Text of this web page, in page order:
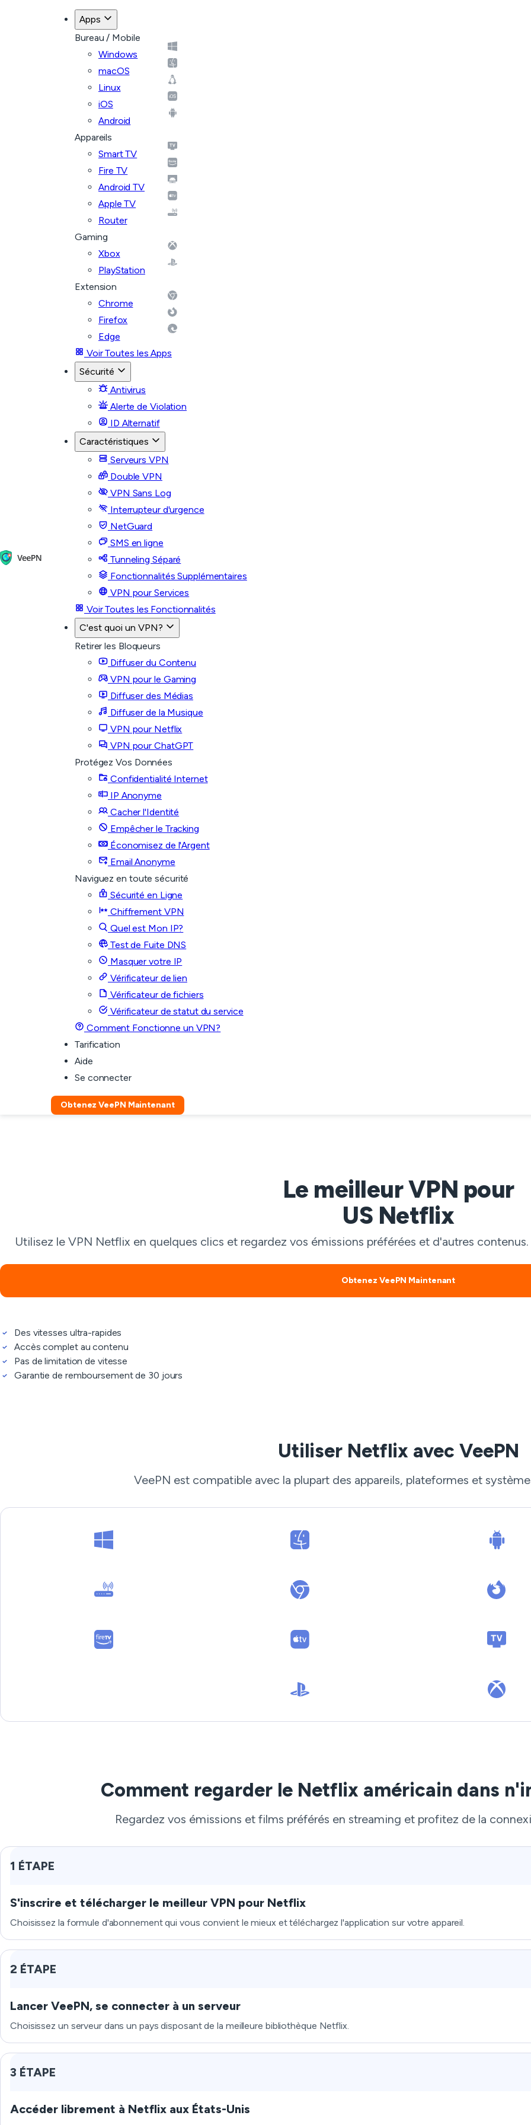
Apps
Bureau / Mobile
Windows
macOS
Linux
iOS
Android
Appareils
Smart TV
Fire TV
Android TV
Apple TV
Router
Gaming
Xbox
PlayStation
Extension
Chrome
Firefox
Edge
Voir Toutes les Apps
Sécurité
Antivirus
Alerte de Violation
ID Alternatif
Caractéristiques
Serveurs VPN
Double VPN
VPN Sans Log
Interrupteur d'urgence
NetGuard
SMS en ligne
Tunneling Séparé
Fonctionnalités Supplémentaires
VPN pour Services
Voir Toutes les Fonctionnalités
C'est quoi un VPN?
Retirer les Bloqueurs
Diffuser du Contenu
VPN pour le Gaming
Diffuser des Médias
Diffuser de la Musique
VPN pour Netflix
VPN pour ChatGPT
Protégez Vos Données
Confidentialité Internet
IP Anonyme
Cacher l'Identité
Empêcher le Tracking
Économisez de l'Argent
Email Anonyme
Naviguez en toute sécurité
Sécurité en Ligne
Chiffrement VPN
Quel est Mon IP?
Test de Fuite DNS
Masquer votre IP
Vérificateur de lien
Vérificateur de fichiers
Vérificateur de statut du service
Comment Fonctionne un VPN?
Tarification
Aide
Se connecter
Obtenez VeePN Maintenant
Le meilleur VPN pour
US Netflix
Utilisez le VPN Netflix en quelques clics et regardez vos émissions préférées et d'autres
Obtenez VeePN Maintenant
Des vitesses ultra-rapides
Accès complet au contenu
Pas de limitation de vitesse
Garantie de remboursement de 30 jours
Utiliser Netflix avec VeePN
VeePN est compatible avec la plupart des appareils, plateformes et
Comment regarder le Netflix américain dans
Regardez vos émissions et films préférés en streaming et profitez de la
1 ÉTAPE
S'inscrire et télécharger le meilleur VPN pour Netflix
Choisissez la formule d'abonnement qui vous convient le mieux et téléchargez l'application sur votre appareil.
2 ÉTAPE
Lancer VeePN, se connecter à un serveur
Choisissez un serveur dans un pays disposant de la meilleure bibliothèque Netflix.
3 ÉTAPE
Accéder librement à Netflix aux États-Unis